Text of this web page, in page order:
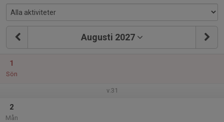
Augusti 2027
1
Sön
v.31
2
Mån